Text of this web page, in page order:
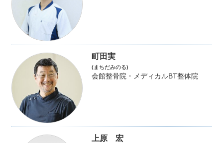
町田実
(まちだみのる)
会館整骨院・メディカルBT整体院
上原 宏